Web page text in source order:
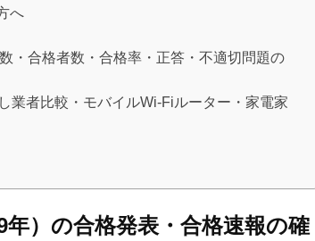
へ
・合格者数・合格率・正答・不適切問題の
業者比較・モバイルWi-Fiルーター・家電家
）の合格発表・合格速報の確